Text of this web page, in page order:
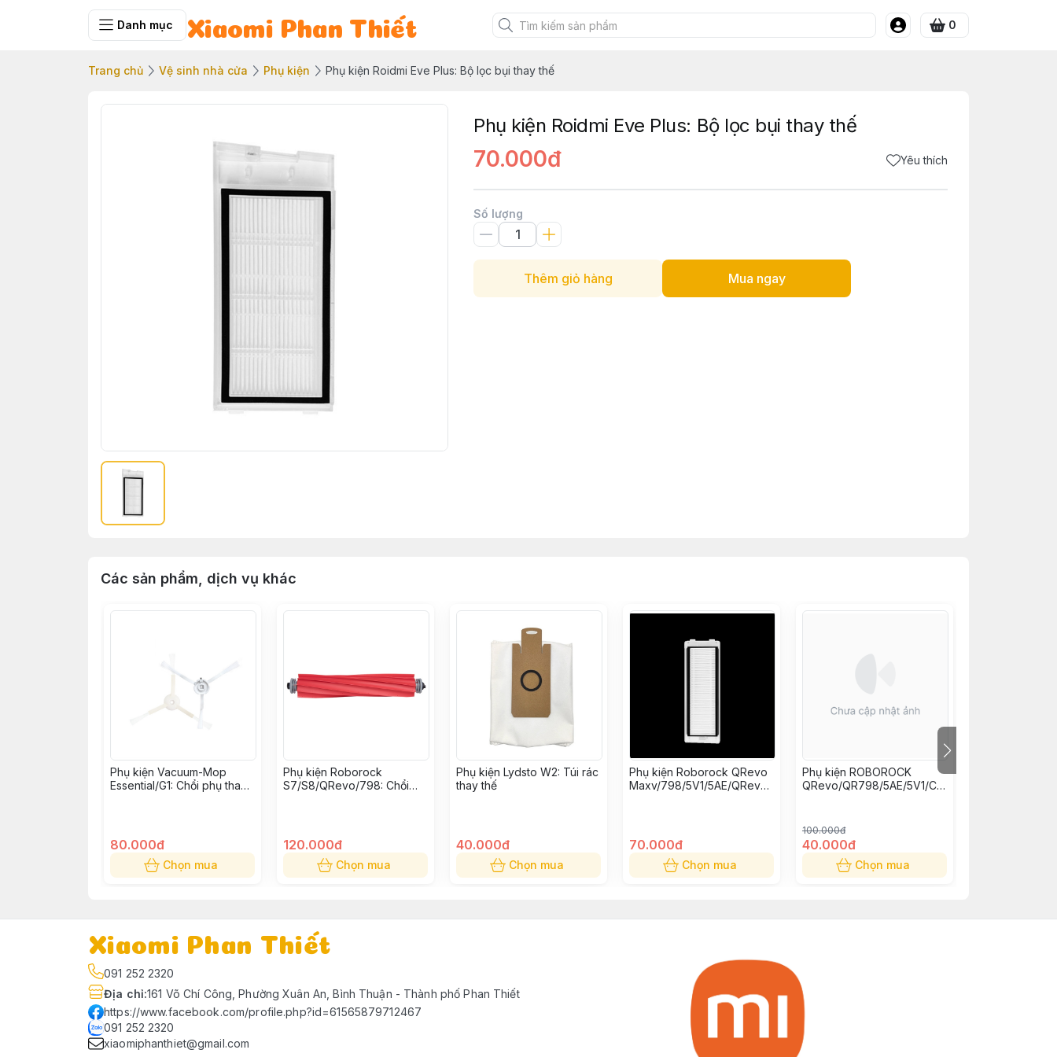
Danh mục Xiaomi Phan Thiết 0
Trang chủ Vệ sinh nhà cửa Phụ kiện Phụ kiện Roidmi Eve Plus: Bộ lọc bụi thay thế
Phụ kiện Roidmi Eve Plus: Bộ lọc bụi thay thế
70.000đ Yêu thích
Số lượng
Thêm giỏ hàng Mua ngay
Các sản phẩm, dịch vụ khác
Phụ kiện Vacuum-Mop
Essential/G1: Chổi phụ thay
80.000đ
Chọn mua
Phụ kiện Roborock
S7/S8/QRevo/798: Chổi
120.000đ
Chọn mua
Phụ kiện Lydsto W2: Túi rác
thay thế
40.000đ
Chọn mua
Phụ kiện Roborock QRevo
Maxv/798/5V1/5AE/QRevo
70.000đ
Chọn mua
Phụ kiện ROBOROCK
QRevo/QR798/5AE/5V1/C
100.000đ
40.000đ
Chọn mua
Xiaomi Phan Thiết
091 252 2320
Địa chỉ:161 Võ Chí Công, Phường Xuân An, Bình Thuận - Thành phố Phan Thiết
https://www.facebook.com/profile.php?id=61565879712467
091 252 2320
xiaomiphanthiet@gmail.com